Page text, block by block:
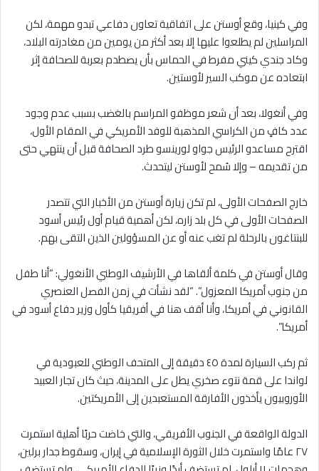
وفي كينيا، وقع أوستن على اتفاقية تعاون دفاعي تبدو مهمة، لكن
المراسلين لم يطلعوا عليها إلا بعد أكثر من يومين من مغادرته البلاد،
وكاد جندي كيني مفرط في الحماس بأن يصطدم بعربة للصحافة إثر
ابتعاده عن موكب السير لأوستين.
وفي أنغولا، بعد أن شعر موظفو المراسم بالغضب بسبب عدم وجود
عدد كافٍ من الكراسي المذهبة للوفد الأمريكي في المقام الأول،
اقترح مساعدو الرئيس جواو لورينسو طرد الصحافة قبل أن ينتهي حتى
من تقديمه – وإلا سُمح لأوستن ليتحدث.
خارج الصفحات الأولى، لم تكن زيارة أوستن من الأخبار التي تتصدر
الصفحات الأولى في كل بلد زاره، لكن أهمية قيام أول رئيس أسود
للبنتاغون بالرحلة لم تغب عنه أو عن المسؤولين الذين التقى بهم.
وقال أوستن في كلمة ألقاها في الأرشيف الوطني الأنغولي: “أنا طفل
من جنوب أمريكا المعزول”. “لقد نشأت في زمن الفصل العنصري
القانوني في أمريكا، وأنا أقف هنا في أفريقيا كأول وزير دفاع أسود في
أمريكا”.
ثم ركب السيارة لمدة ٤٥ دقيقة إلى المتحف الوطني للعبودية في
لواندا على قمة نتوء صخري يطل على المدينة، حيث كان تجار العبيد
الأوروبيون يأخذون الأفارقة المستعبدين إلى الأمريكتين.
الدولة الواقعة في الجنوب الأفريقي، والتي خاضت حربًا أهلية استمرت
٢٧ عامًا واستمرت خلال الثورة الإسلامية في إيران، وسقوط جدار برلين،